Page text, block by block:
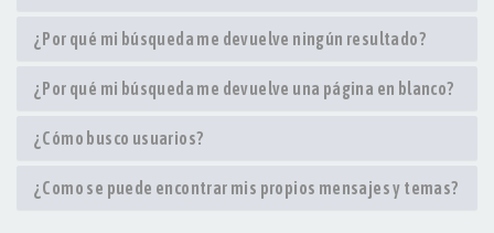
¿Por qué mi búsqueda me devuelve ningún resultado?
¿Por qué mi búsqueda me devuelve una página en blanco?
¿Cómo busco usuarios?
¿Como se puede encontrar mis propios mensajes y temas?